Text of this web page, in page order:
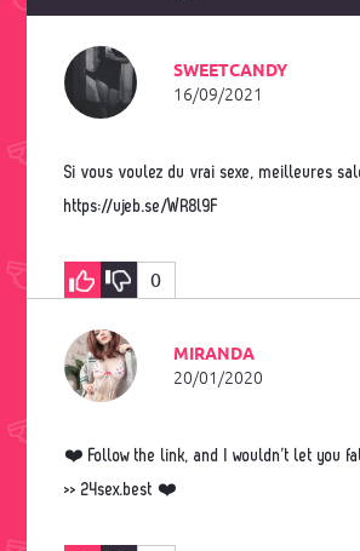
SWEETCANDY
16/09/2021
Si vous voulez du vrai sexe, meilleures salopes pour vous!
https://ujeb.se/WR8l9F
0
MIRANDA
20/01/2020
❤️ Follow the link, and I wouldn’t let you fall asleep tonight!
>> 24sex.best ❤️